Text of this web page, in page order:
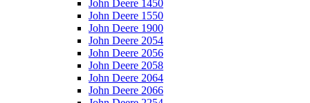
John Deere 1450
John Deere 1550
John Deere 1900
John Deere 2054
John Deere 2056
John Deere 2058
John Deere 2064
John Deere 2066